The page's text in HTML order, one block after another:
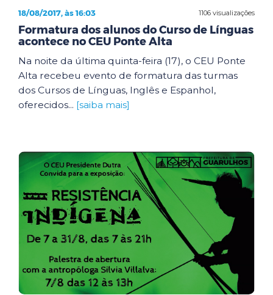
1106 visualizações
18/08/2017, às 16:03
Formatura dos alunos do Curso de Línguas
acontece no CEU Ponte Alta
Na noite da última quinta-feira (17), o CEU Ponte
Alta recebeu evento de formatura das turmas
dos Cursos de Línguas, Inglês e Espanhol,
oferecidos... [saiba mais]